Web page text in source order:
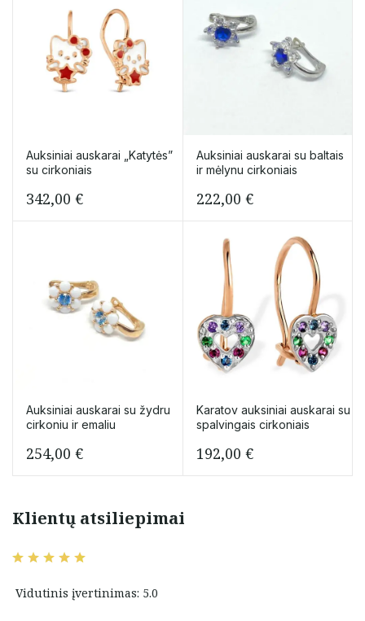
Auksiniai auskarai „Katytės”
su cirkoniais
342,00 €
Auksiniai auskarai su baltais
ir mėlynu cirkoniais
222,00 €
Auksiniai auskarai su žydru
cirkoniu ir emaliu
254,00 €
Karatov auksiniai auskarai su
spalvingais cirkoniais
192,00 €
Klientų atsiliepimai
Vidutinis įvertinimas: 5.0